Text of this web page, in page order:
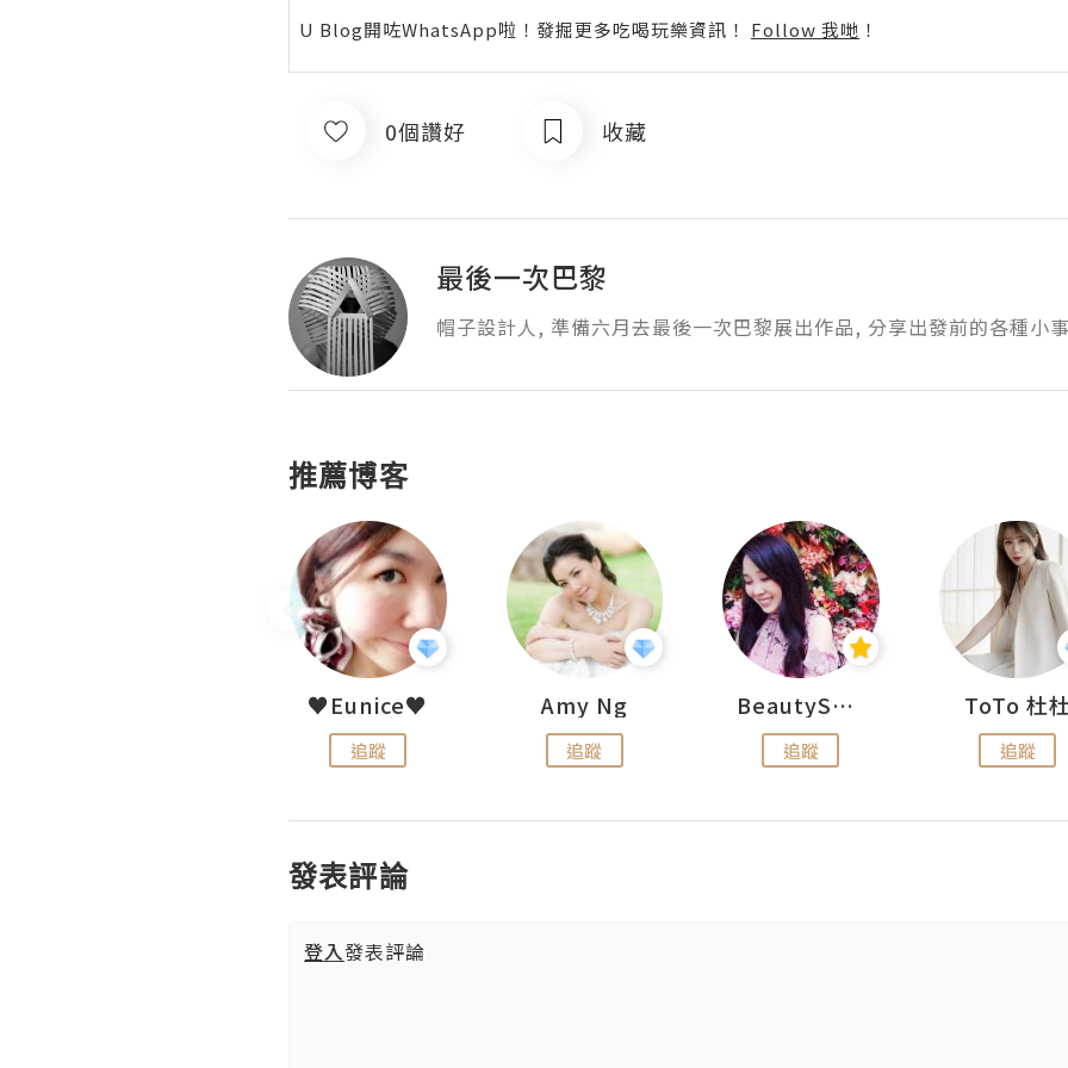
U Blog開咗WhatsApp啦！發掘更多吃喝玩樂資訊！ Follow 我哋 ！
0個讚好 收藏
最後一次巴黎
帽子設計人, 準備六月去最後一次巴黎展出作品, 分享出發前的各種小
推薦博客
♥Eunice♥
追蹤
Amy Ng
追蹤
BeautySearch
追蹤
ToTo 杜
追蹤
發表評論
登入發表評論